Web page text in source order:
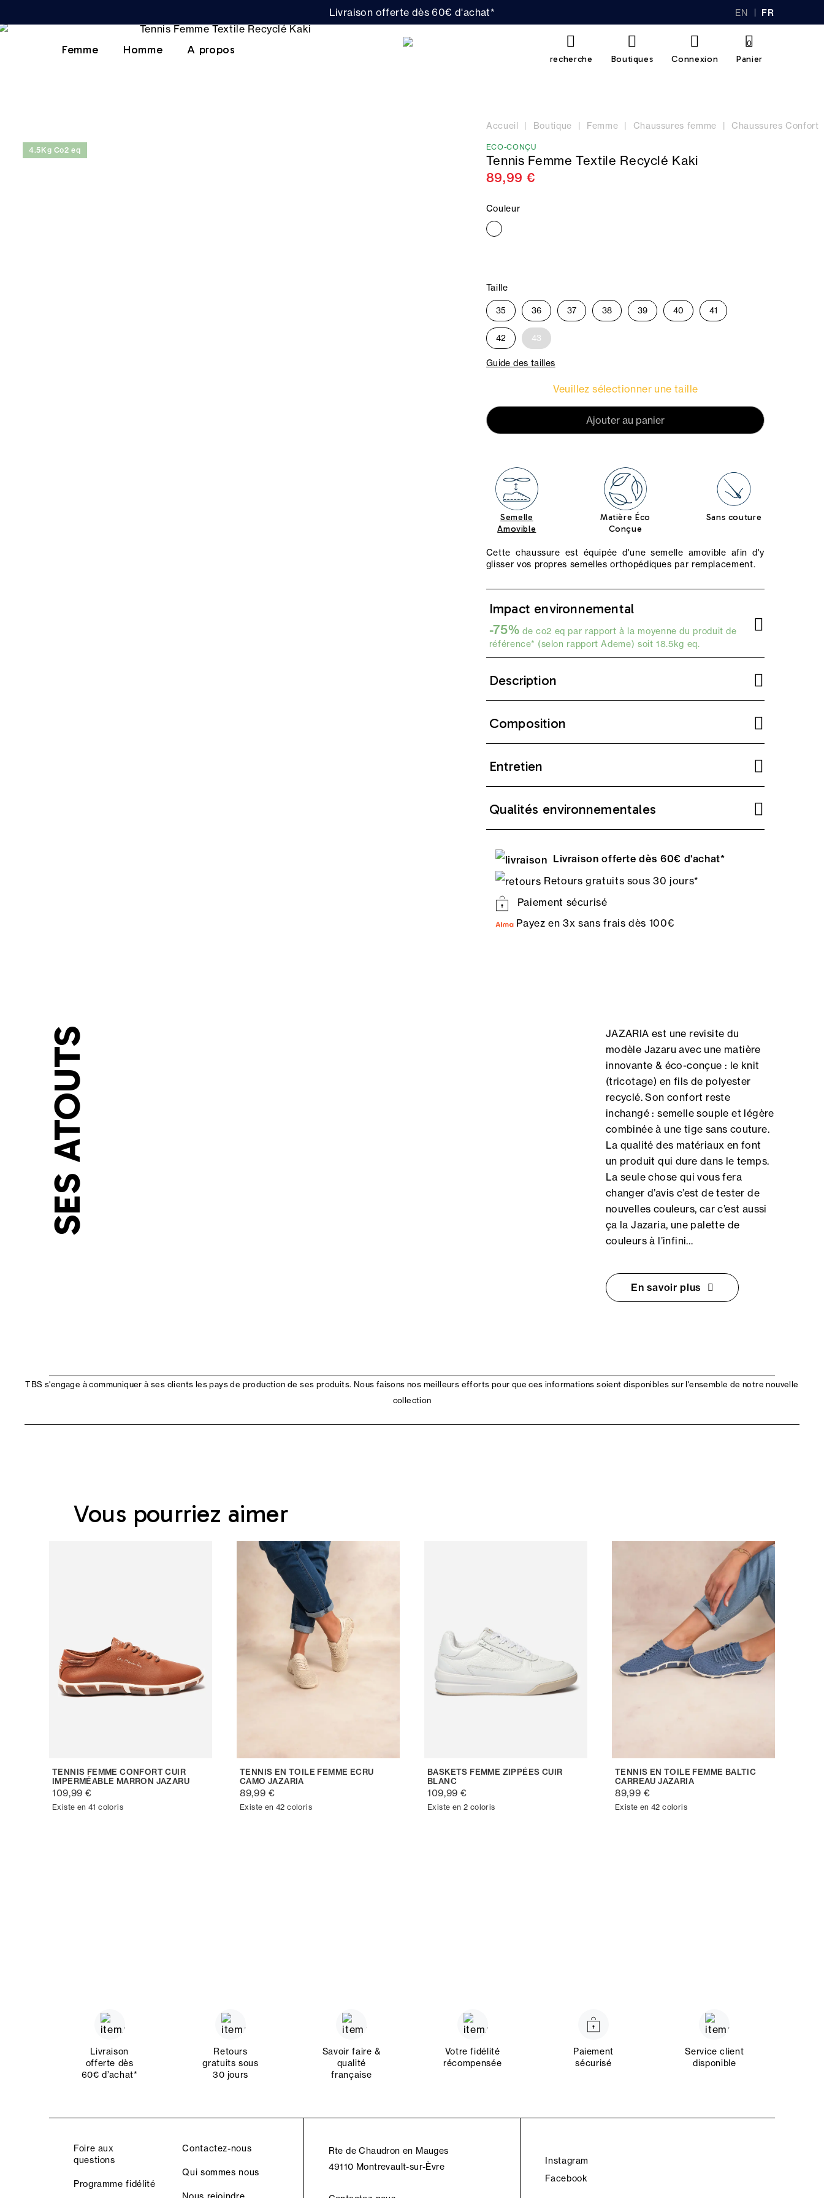
Livraison offerte dès 60€ d'achat* EN FR
Femme Homme A propos
recherche Boutiques Connexion Panier
0
Accueil Boutique Femme Chaussures femme Chaussures Confort
4.5Kg Co2 eq ECO-CONÇU
Tennis Femme Textile Recyclé Kaki
89,99 €
Couleur
Taille
35 36 37 38 39 40 41
42 43
Guide des tailles
Veuillez sélectionner une taille
Ajouter au panier
Semelle
Amovible
Matière Éco
Conçue
Sans couture
Cette chaussure est équipée d'une semelle amovible afin d'y
glisser vos propres semelles orthopédiques par remplacement.
Impact environnemental
-75% de co2 eq par rapport à la moyenne du produit de
référence* (selon rapport Ademe) soit 18.5kg eq.
Description
Composition
Entretien
Qualités environnementales
Livraison offerte dès 60€ d'achat*
Retours gratuits sous 30 jours*
Paiement sécurisé
Payez en 3x sans frais dès 100€
SES ATOUTS
JAZARIA est une revisite du
modèle Jazaru avec une matière
innovante & éco-conçue : le knit
(tricotage) en fils de polyester
recyclé. Son confort reste
inchangé : semelle souple et légère
combinée à une tige sans couture.
La qualité des matériaux en font
un produit qui dure dans le temps.
La seule chose qui vous fera
changer d’avis c’est de tester de
nouvelles couleurs, car c’est aussi
ça la Jazaria, une palette de
couleurs à l’infini…
En savoir plus
TBS s'engage à communiquer à ses clients les pays de production de ses produits. Nous faisons nos meilleurs efforts pour que ces informations soient disponibles sur l'ensemble de notre nouvelle
collection
Vous pourriez aimer
TENNIS FEMME CONFORT CUIR
IMPERMÉABLE MARRON JAZARU
109,99 €
Existe en 41 coloris
TENNIS EN TOILE FEMME ECRU
CAMO JAZARIA
89,99 €
Existe en 42 coloris
BASKETS FEMME ZIPPÉES CUIR
BLANC
109,99 €
Existe en 2 coloris
TENNIS EN TOILE FEMME BALTIC
CARREAU JAZARIA
89,99 €
Existe en 42 coloris
Livraison
offerte dès
60€ d’achat*
Retours
gratuits sous
30 jours
Savoir faire &
qualité
française
Votre fidélité
récompensée
Paiement
sécurisé
Service client
disponible
Foire aux
questions
Programme fidélité
Contactez-nous
Qui sommes nous
Rte de Chaudron en Mauges
49110 Montrevault-sur-Èvre
Instagram
Facebook